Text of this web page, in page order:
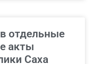
отдельные
акты
Саха